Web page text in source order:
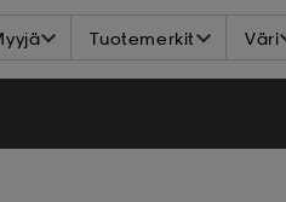
Tuotemerkit Väri